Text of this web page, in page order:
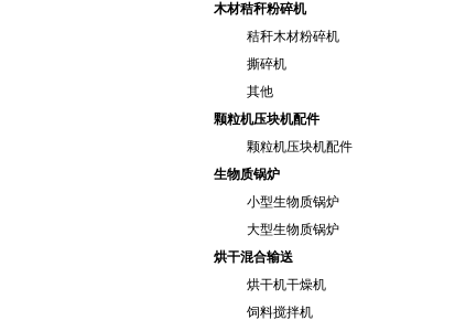
木材秸秆粉碎机
秸秆木材粉碎机
撕碎机
其他
颗粒机压块机配件
颗粒机压块机配件
生物质锅炉
小型生物质锅炉
大型生物质锅炉
烘干混合输送
烘干机干燥机
饲料搅拌机